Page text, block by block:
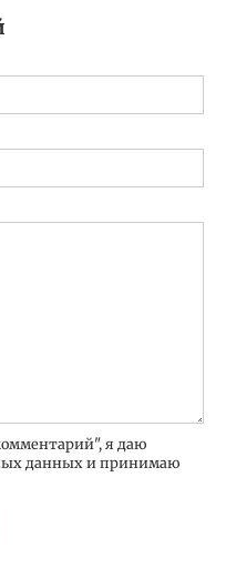
я даю
данных и принимаю